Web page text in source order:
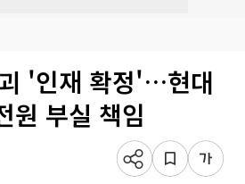
'인재 확정'…현대
원 부실 책임